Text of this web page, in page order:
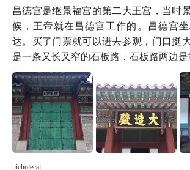
昌德宫是继景福宫的第二大王宫，当时
候，王帝就在昌德宫工作的。昌德宫
达。买了门票就可以进去参观，门口挺
是一条又长又窄的石板路，石板路两边
nicholecai